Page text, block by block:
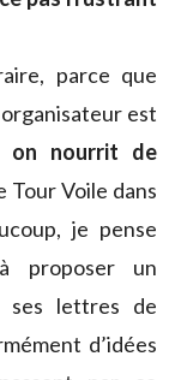
parce que
est
on nourrit de
Tour Voile dans
je pense
proposer un
ses lettres de
d’idées